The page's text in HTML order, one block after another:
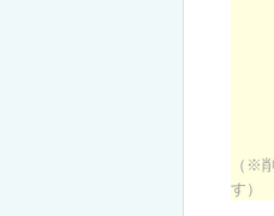
（※
す）